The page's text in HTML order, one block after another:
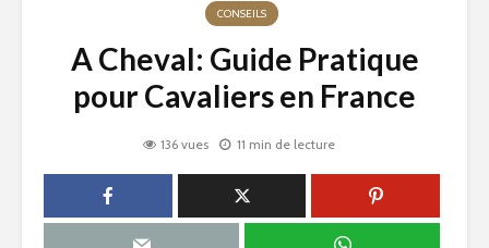
CONSEILS
A Cheval: Guide Pratique
pour Cavaliers en France
136 vues 11 min de lecture